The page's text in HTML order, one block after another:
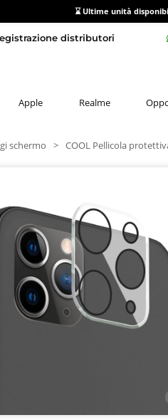
⌛ Ultime unità
distributori
Apple Realme
schermo > COOL Pellicola